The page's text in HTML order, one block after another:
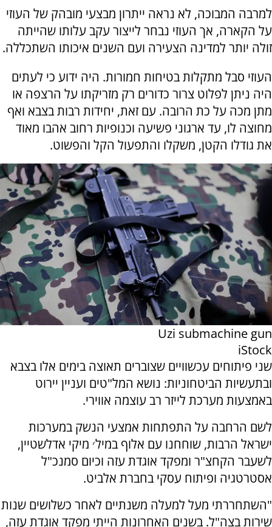
למרבה המבוכה, לא נראה ייתרון מבצעי מובהק של העוזי
על הקארה, אך העוזי נבחר לייצור עקב עלותו שהייתה
זולה יותר למדינה הצעירה ועם השנים איכותו השתכללה.
העוזי סבל מתקלות בטיחות חמורות. היה ידוע כי לעתים
היה ניתן לפלוט צרור כדורים רק מזריקתו על הרצפה או
מתן מכה על כת הרובה. עם זאת, יחידות רבות בצבא ואף
מחוצה לו, עד ארגוני פשיעה וכנופיות רחוב אהבו מאוד
את גודלו הקטן, משקלו והתפעול הקל והפשוט.
Uzi submachine gun
iStock
שני פיתוחים עכשוויים שצוברים תאוצה בימים אלו בצבא
ובתעשיות הביטחוניות: נושא המל"טים ועניין יירוט
באמצעות מערכת לייזר רב עוצמה אווירי.
לשם הרחבה על התפתחות אמצעי הנשק במערכות
ישראל הרבות, שוחחנו עם אלוף במיל׳ מיקי אדלשטיין,
לשעבר הקחצ"ר ומפקד אוגדת עזה וכיום סמנכ"ל
אסטרטגיה ופיתוח עסקי בחברת אלביט.
"השתחררתי מעל למעלה משנתיים לאחר כשלושים שנות
שירות בצה"ל. בשנים האחרונות הייתי מפקד אוגדת עזה,